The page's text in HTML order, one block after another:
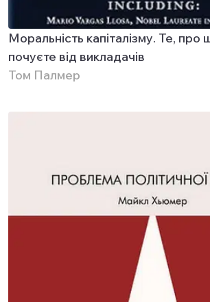
Моральність капіталізму. Те, про
почуєте від викладачів
Том Палмер